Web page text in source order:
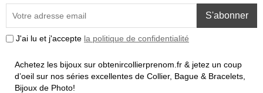
S'abonner
J'ai lu et j'accepte la politique de confidentialité
Achetez les bijoux sur obtenircollierprenom.fr & jetez un coup
d’oeil sur nos séries excellentes de Collier, Bague & Bracelets,
Bijoux de Photo!